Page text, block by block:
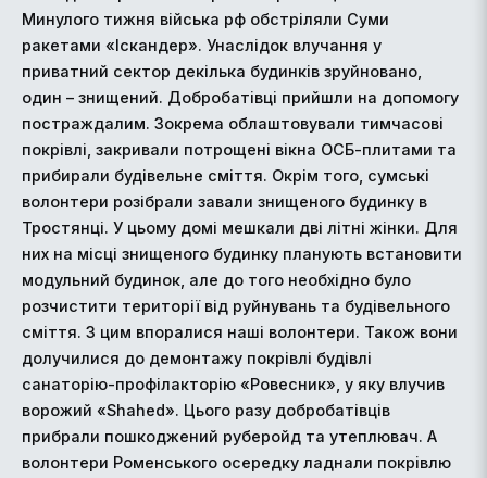
Минулого тижня війська рф обстріляли Суми
ракетами «Іскандер». Унаслідок влучання у
приватний сектор декілька будинків зруйновано,
один – знищений. Добробатівці прийшли на допомогу
постраждалим. Зокрема облаштовували тимчасові
покрівлі, закривали потрощені вікна ОСБ-плитами та
прибирали будівельне сміття. Окрім того, сумські
волонтери розібрали завали знищеного будинку в
Тростянці. У цьому домі мешкали дві літні жінки. Для
них на місці знищеного будинку планують встановити
модульний будинок, але до того необхідно було
розчистити території від руйнувань та будівельного
сміття. З цим впоралися наші волонтери. Також вони
долучилися до демонтажу покрівлі будівлі
санаторію-профілакторію «Ровесник», у яку влучив
ворожий «Shahed». Цього разу добробатівців
прибрали пошкоджений руберойд та утеплювач. А
волонтери Роменського осередку ладнали покрівлю